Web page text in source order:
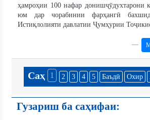
ҳамроҳии 100 нафар донишҷӯдухтарони
юм дар чорабинии фарҳангӣ
Истиқлолияти давлатии Ҷумҳурии
Саҳ 1 2 3 4 5 Баъдӣ Охир
Гузариш ба саҳифаи: